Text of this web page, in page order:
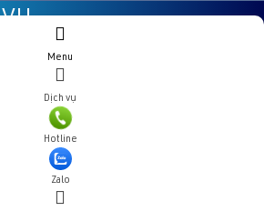
Menu
Dịch vụ
Hotline
Zalo